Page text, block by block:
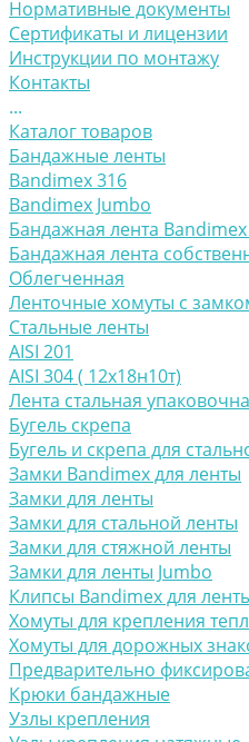
Нормативные документы
Сертификаты и лицензии
Инструкции по монтажу
Контакты
...
Каталог товаров
Бандажные ленты
Bandimex 316
Bandimex Jumbo
Бандажная лента
Бандажная лента
Облегченная
Ленточные хомуты с
Стальные ленты
AISI 201
AISI 304 ( 12х18н10т)
Лента стальная
Бугель скрепа
Бугель и скрепа для
Замки Bandimex для ленты
Замки для ленты
Замки для стальной ленты
Замки для стяжной ленты
Замки для ленты Jumbo
Клипсы Bandimex для
Хомуты для крепления
Хомуты для дорожных
Предварительно
Крюки бандажные
Узлы крепления